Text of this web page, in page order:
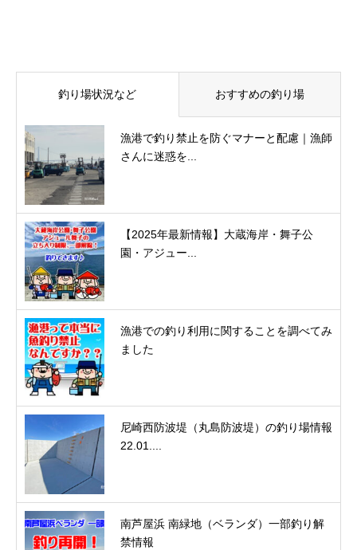
釣り場状況など おすすめの釣り場
漁港で釣り禁止を防ぐマナーと配慮｜漁師
さんに迷惑を...
【2025年最新情報】大蔵海岸・舞子公
園・アジュー...
漁港での釣り利用に関することを調べてみ
ました
尼崎西防波堤（丸島防波堤）の釣り場情報
22.01....
南芦屋浜 南緑地（ベランダ）一部釣り解
禁情報